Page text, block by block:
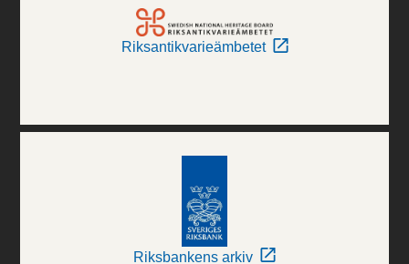
Riksantikvarieämbetet
Riksbankens arkiv